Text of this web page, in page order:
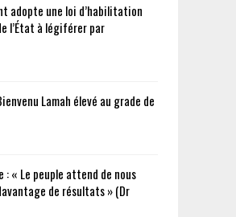
adopte une loi d’habilitation
l’État à légiférer par
Lamah élevé au grade de
: « Le peuple attend de nous
de résultats » (Dr